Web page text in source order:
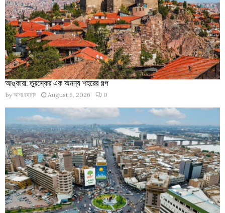
আঙ্কারা: তুরস্কের এক অনন্য শহরের গল্প
by আশা রহমান August 6, 2026 0